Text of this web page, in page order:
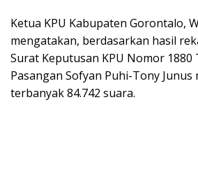
Ketua KPU Kabupaten Gorontalo,
mengatakan, berdasarkan hasil
Surat Keputusan KPU Nomor 1880
Pasangan Sofyan Puhi-Tony
terbanyak 84.742 suara.